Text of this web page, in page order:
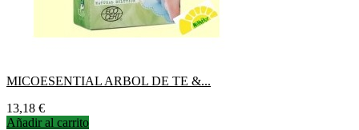
MICOESENTIAL ARBOL DE TE &...
Precio
13,18 €
Añadir al carrito